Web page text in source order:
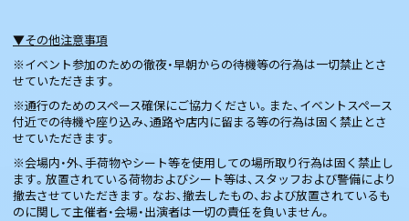
▼その他注意事項
※イベント参加のための徹夜・早朝からの待機等の行為は一切禁止とさ
せていただきます。
※通行のためのスペース確保にご協力ください。また、イベントスペース
付近での待機や座り込み、通路や店内に留まる等の行為は固く禁止とさ
せていただきます。
※会場内・外、手荷物やシート等を使用しての場所取り行為は固く禁止し
ます。放置されている荷物およびシート等は、スタッフおよび警備により
撤去させていただきます。なお、撤去したもの、および放置されているも
のに関して主催者・会場・出演者は一切の責任を負いません。